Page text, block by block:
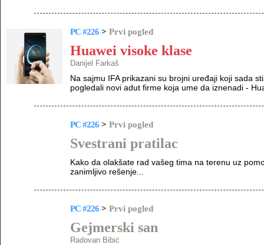
PC #226 > Prvi pogled
Huawei visoke klase
Danijel Farkaš
Na sajmu IFA prikazani su brojni uređaji koji sada
pogledali novi adut firme koja ume da iznenadi -
PC #226 > Prvi pogled
Svestrani pratilac
Kako da olakšate rad vašeg tima na terenu uz
zanimljivo rešenje...
PC #226 > Prvi pogled
Gejmerski san
Radovan Bibić